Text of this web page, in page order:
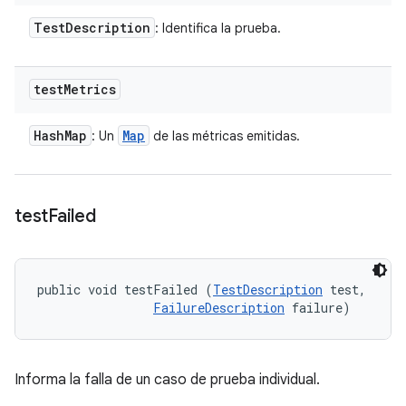
TestDescription : Identifica la prueba.
testMetrics
HashMap : Un Map de las métricas emitidas.
testFailed
public void testFailed (TestDescription test,
FailureDescription failure)
Informa la falla de un caso de prueba individual.